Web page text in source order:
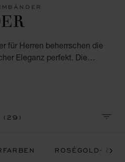
für Herren beherrschen die
Eleganz perfekt. Die
legeren Modelle sind als
ROSÉGOLD- &